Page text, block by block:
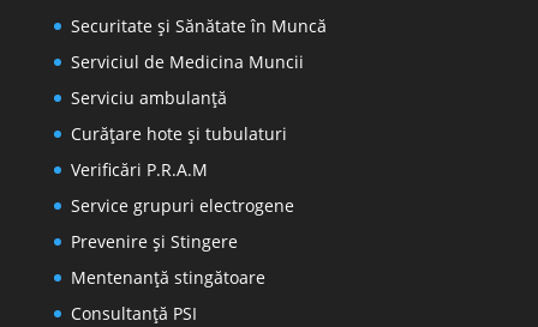
Securitate și Sănătate în Muncă
Serviciul de Medicina Muncii
Serviciu ambulanță
Curățare hote și tubulaturi
Verificări P.R.A.M
Service grupuri electrogene
Prevenire şi Stingere
Mentenanţă stingătoare
Consultanţă PSI